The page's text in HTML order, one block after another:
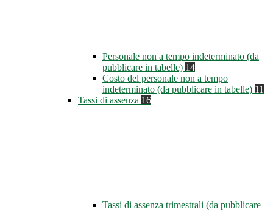
Personale non a tempo indeterminato (da
pubblicare in tabelle) 14
Costo del personale non a tempo
indeterminato (da pubblicare in tabelle) 11
Tassi di assenza 16
Tassi di assenza trimestrali (da pubblicare